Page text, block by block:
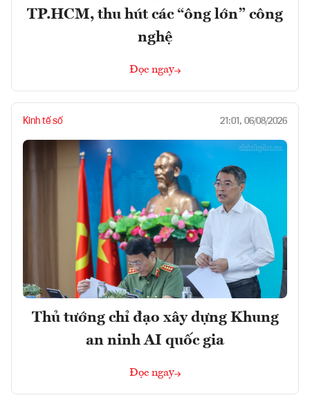
TP.HCM, thu hút các “ông lớn” công
nghệ
Đọc ngay
Kinh tế số 21:01, 06/08/2026
Thủ tướng chỉ đạo xây dựng Khung
an ninh AI quốc gia
Đọc ngay